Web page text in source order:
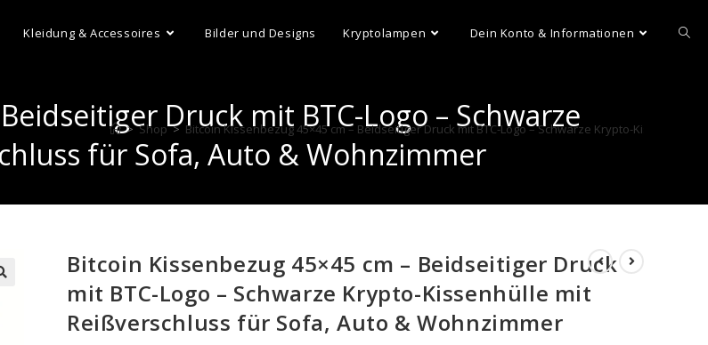
Kleidung & Accessoires Bilder und Designs Kryptolampen Dein Konto & Informationen
Druck mit BTC-Logo – Schwarze
für Sofa, Auto & Wohnzimmer
> Shop > Bitcoin Kissenbezug 45×45 cm – Beidseitiger Druck mit BTC-Logo – Schwarze Krypto-
Bitcoin Kissenbezug 45×45 cm – Beidseitiger Druck
mit BTC-Logo – Schwarze Krypto-Kissenhülle mit
Reißverschluss für Sofa, Auto & Wohnzimmer